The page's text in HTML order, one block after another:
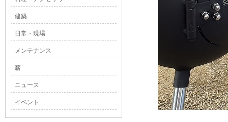
建築
日常・現場
メンテナンス
薪
ニュース
イベント